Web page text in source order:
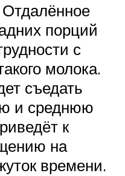
Отдалённое
порций
с
молока.
съедать
и среднюю
к
на
времени.